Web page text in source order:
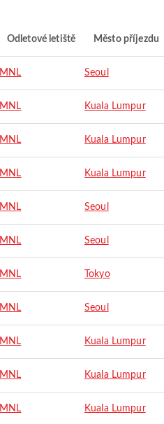
Odletové letiště Město příjezdu
MNL Seoul
MNL Kuala Lumpur
MNL Kuala Lumpur
MNL Kuala Lumpur
MNL Seoul
MNL Seoul
MNL Tokyo
MNL Seoul
MNL Kuala Lumpur
MNL Kuala Lumpur
MNL Kuala Lumpur